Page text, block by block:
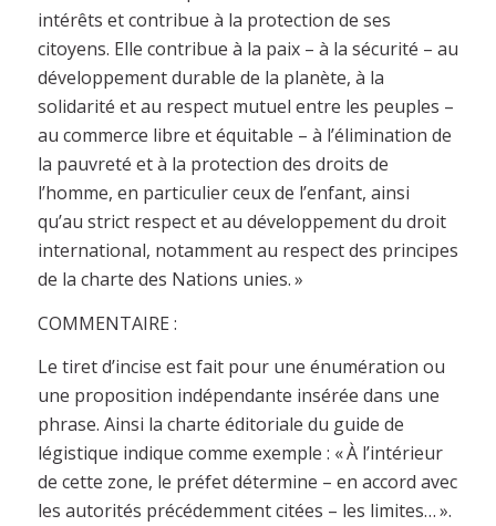
intérêts et contribue à la protection de ses
citoyens. Elle contribue à la paix – à la sécurité – au
développement durable de la planète, à la
solidarité et au respect mutuel entre les peuples –
au commerce libre et équitable – à l’élimination de
la pauvreté et à la protection des droits de
l’homme, en particulier ceux de l’enfant, ainsi
qu’au strict respect et au développement du droit
international, notamment au respect des principes
de la charte des Nations unies. »
COMMENTAIRE :
Le tiret d’incise est fait pour une énumération ou
une proposition indépendante insérée dans une
phrase. Ainsi la charte éditoriale du guide de
légistique indique comme exemple : « À l’intérieur
de cette zone, le préfet détermine – en accord avec
les autorités précédemment citées – les limites… ».